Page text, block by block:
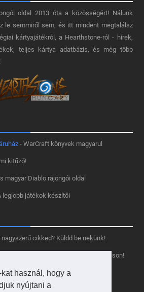
használ, hogy a
nyújtani a
oldal 2013 óta a közösségért! Nálunk
le semmiről sem, és itt mindent megtalálsz
kártyajátékról, a Hearthstone-ról - hírek,
teljes kártya adatbázis, és még több
- WarCraft könyvek magyarul
kitűző!
magyar Diablo rajongói oldal
legjobb játékok készítői
nagyszerű cikked? Küldd be nekünk!
az oldal? Segíts, hogy fennmaradhasson!
velünk kapcsolatba!
saját oldaladon is!